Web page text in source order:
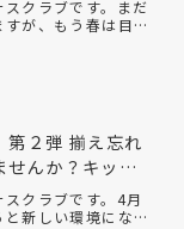
クラブです。まだ
が、もう春は目の
２弾 揃え忘れ
せんか？キッチ
クラブです。4月
新しい環境にな